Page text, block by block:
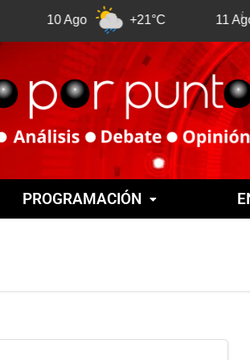
+21°C 11 Ago
PROGRAMACIÓN